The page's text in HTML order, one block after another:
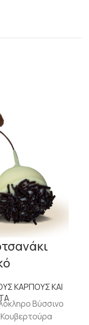
ΚΑΡΠΟΥΣ ΚΑΙ
Βύσσινο
Κουβερτούρα